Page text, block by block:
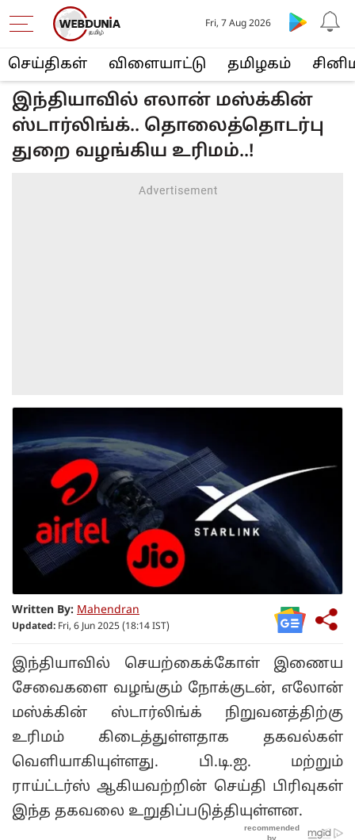
செய்திகள் விளையா‌ட்டு த‌மிழக‌ம்
Fri, 7 Aug 2026
இந்தியாவில் எலான் மஸ்க்கின்
ஸ்டார்லிங்க்.. தொலைத்தொடர்பு
துறை வழங்கிய உரிமம்..!
Written By: Mahendran
Updated: Fri, 6 Jun 2025 (18:14 IST)
இந்தியாவில் செயற்கைக்கோள் இணைய
சேவைகளை வழங்கும் நோக்குடன், எலோன்
மஸ்க்கின் ஸ்டார்லிங்க் நிறுவனத்திற்கு
உரிமம் கிடைத்துள்ளதாக தகவல்கள்
வெளியாகியுள்ளது. பி.டி.ஐ. மற்றும்
ராய்ட்டர்ஸ் ஆகியவற்றின் செய்தி பிரிவுகள்
இந்த தகவலை உறுதிப்படுத்தியுள்ளன.